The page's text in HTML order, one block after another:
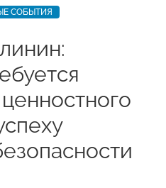
СОБЫТИЯ